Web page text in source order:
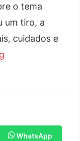
o tema
um tiro, a
cuidados e
WhatsApp